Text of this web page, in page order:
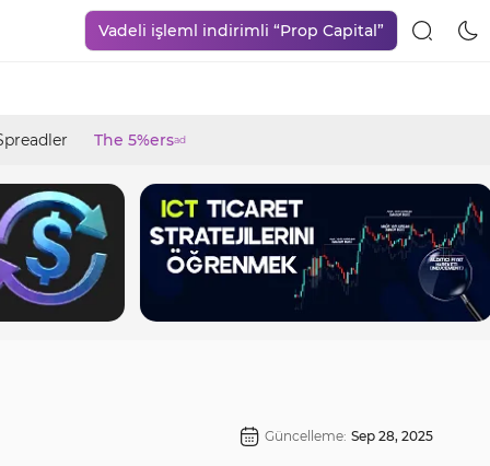
Vadeli işleml indirimli “Prop Capital”
The 5%ersad
Güncelleme: Sep 28, 2025